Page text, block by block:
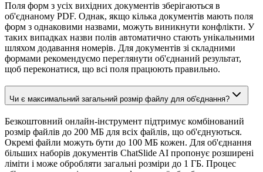
Поля форм з усіх вихідних документів зберігаються в
об'єднаному PDF. Однак, якщо кілька документів мають поля
форм з однаковими назвами, можуть виникнути конфлікти. У
таких випадках назви полів автоматично стають унікальними
шляхом додавання номерів. Для документів зі складними
формами рекомендуємо переглянути об'єднаний результат,
щоб переконатися, що всі поля працюють правильно.
Чи є максимальний загальний розмір файлу для об'єднання?
Безкоштовний онлайн-інструмент підтримує комбінований
розмір файлів до 200 МБ для всіх файлів, що об'єднуються.
Окремі файли можуть бути до 100 МБ кожен. Для об'єднання
більших наборів документів ChatSlide AI пропонує розширені
ліміти і може обробляти загальні розміри до 1 ГБ. Процес